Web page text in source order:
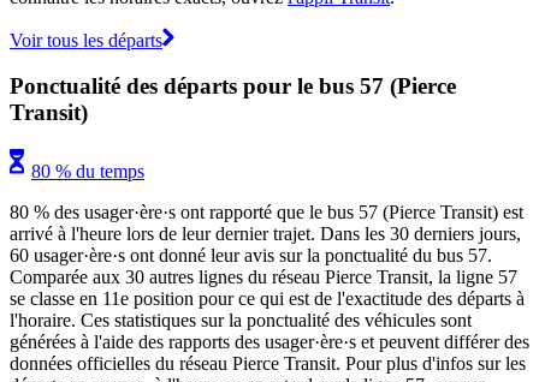
Voir tous les départs
Ponctualité des départs pour le bus 57 (Pierce
Transit)
80 % du temps
80 % des usager·ère·s ont rapporté que le bus 57 (Pierce Transit) est
arrivé à l'heure lors de leur dernier trajet. Dans les 30 derniers jours,
60 usager·ère·s ont donné leur avis sur la ponctualité du bus 57.
Comparée aux 30 autres lignes du réseau Pierce Transit, la ligne 57
se classe en 11e position pour ce qui est de l'exactitude des départs à
l'horaire. Ces statistiques sur la ponctualité des véhicules sont
générées à l'aide des rapports des usager·ère·s et peuvent différer des
données officielles du réseau Pierce Transit. Pour plus d'infos sur les